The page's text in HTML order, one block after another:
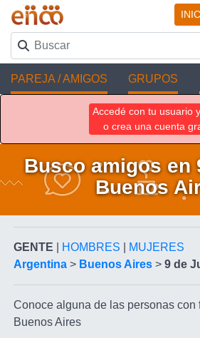
PAREJA / AMIGOS GRUPOS
Accedé con tu usuario
o crea una cuenta
Busco amigos en
Buenos
GENTE HOMBRES
MUJERES
Argentina > Buenos Aires > 9 de
Conoce alguna de las personas con
Buenos Aires